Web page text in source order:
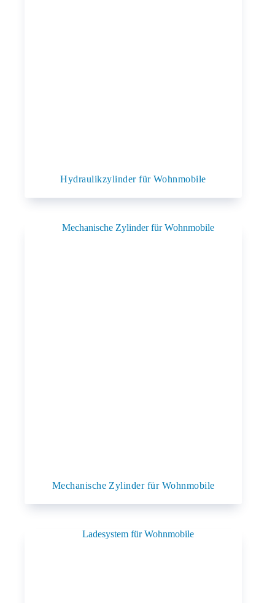
Hydraulikzylinder für Wohnmobile
Mechanische Zylinder für Wohnmobile